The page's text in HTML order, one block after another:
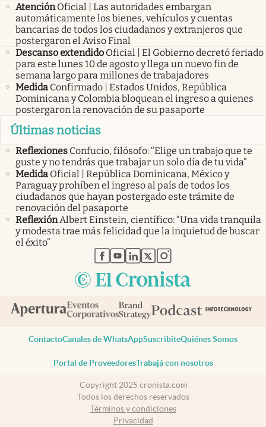
Atención Oficial | Las autoridades embargan
automáticamente los bienes, vehículos y cuentas
bancarias de todos los ciudadanos y extranjeros que
postergaron el Aviso Final
Descanso extendido Oficial | El Gobierno decretó feriado
para este lunes 10 de agosto y llega un nuevo fin de
semana largo para millones de trabajadores
Medida Confirmado | Estados Unidos, República
Dominicana y Colombia bloquean el ingreso a quienes
postergaron la renovación de su pasaporte
Últimas noticias
Reflexiones Confucio, filósofo: “Elige un trabajo que te
guste y no tendrás que trabajar un solo día de tu vida”
Medida Oficial | República Dominicana, México y
Paraguay prohíben el ingreso al país de todos los
ciudadanos que hayan postergado este trámite de
renovación del pasaporte
ReflexiónAlbert Einstein, científico: “Una vida tranquila
y modesta trae más felicidad que la inquietud de buscar
el éxito”
abre en nueva pestaña
abre en nueva pestaña
abre en nueva pestaña
abre en nueva pestaña
abre en nueva pestaña
ContactoCanales de WhatsAppSuscribiteQuiénes Somos
Portal de ProveedoresTrabajá con nosotros
Copyright 2025 cronista.com
Todos los derechos reservados
Términos y condiciones
Privacidad